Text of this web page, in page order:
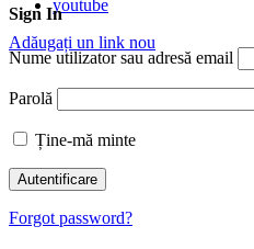
youtube
Adăugați un link nou
Sign In
Nume utilizator sau adresă email
Parolă
Ține-mă minte
Forgot password?